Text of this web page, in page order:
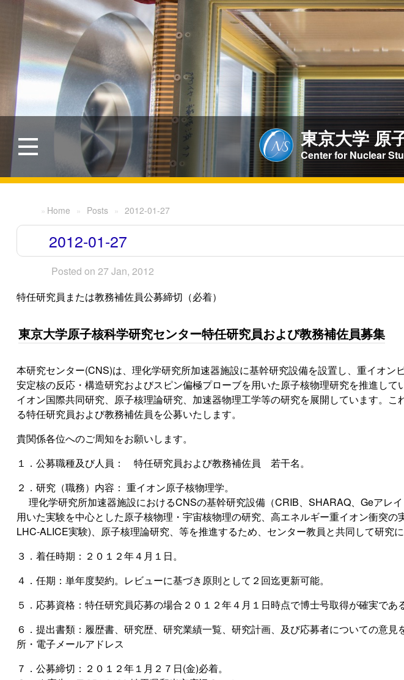
東京大学 原
Center for Nuclear
Home Posts 2012-01-27
2012-01-27
Posted on 27 Jan, 2012
特任研究員または教務補佐員公募締切（必着）
東京大学原子核科学研究センター特任研究員および教務補佐員募集
本研究センター(CNS)は、理化学研究所加速器施設に基幹研究設備を設置し、重イオン
安定核の反応・構造研究およびスピン偏極プローブを用いた原子核物理研究を推進して
イオン国際共同研究、原子核理論研究、加速器物理工学等の研究を展開しています。こ
る特任研究員および教務補佐員を公募いたします。
貴関係各位へのご周知をお願いします。
１．公募職種及び人員： 特任研究員および教務補佐員 若干名。
２．研究（職務）内容： 重イオン原子核物理学。
理化学研究所加速器施設におけるCNSの基幹研究設備（CRIB、SHARAQ、Geアレ
用いた実験を中心とした原子核物理・宇宙核物理の研究、高エネルギー重イオン衝突の
LHC-ALICE実験)、原子核理論研究、等を推進するため、センター教員と共同して研究
３．着任時期：２０１２年４月１日。
４．任期：単年度契約。レビューに基づき原則として２回迄更新可能。
５．応募資格：特任研究員応募の場合２０１２年４月１日時点で博士号取得が確実であ
６．提出書類：履歴書、研究歴、研究業績一覧、研究計画、及び応募者についての意見
所・電子メールアドレス
７．公募締切：２０１２年１月２７日(金)必着。